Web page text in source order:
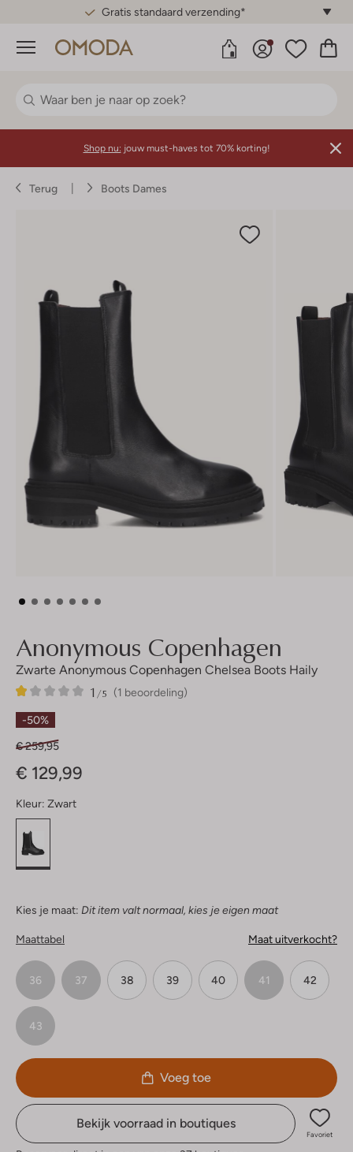
Gratis standaard verzending*
Menu
Shop nu: jouw must-haves tot 70% korting!
Terug Boots Dames
Anonymous Copenhagen
Zwarte Anonymous Copenhagen Chelsea Boots Haily
(1 beoordeling)
1 /5
1
1
Ster
-50%
€ 259,95
€ 129,99
Kleur: Zwart
Kies je maat: Dit item valt normaal, kies je eigen maat
Maattabel Maat uitverkocht?
36 37 38 39 40 41 42
43
Voeg toe
Bekijk voorraad in boutiques
Favoriet